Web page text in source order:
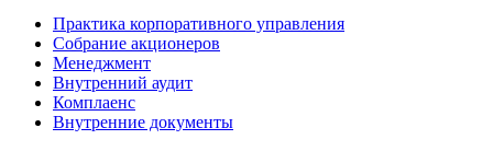
Практика корпоративного управления
Собрание акционеров
Менеджмент
Внутренний аудит
Комплаенс
Внутренние документы